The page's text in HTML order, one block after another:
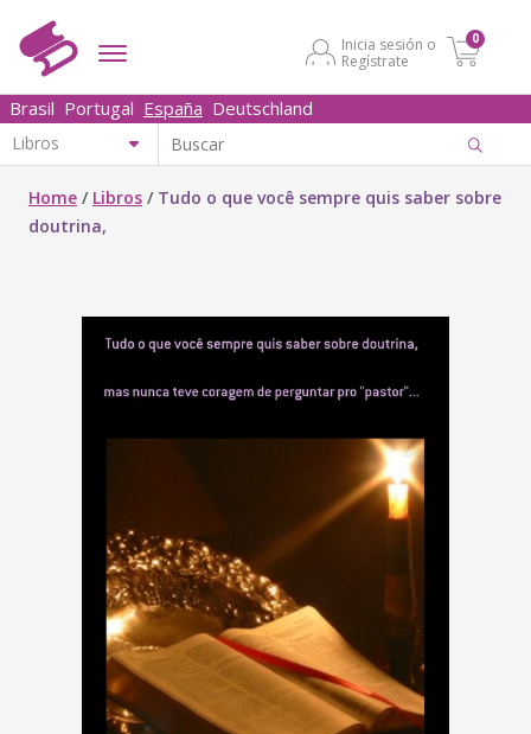
Inicia sesión o
Regístrate
0
Brasil Portugal España Deutschland
Home / Libros / Tudo o que você sempre quis saber sobre
doutrina,